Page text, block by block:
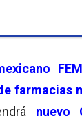
farmacias
nuevo